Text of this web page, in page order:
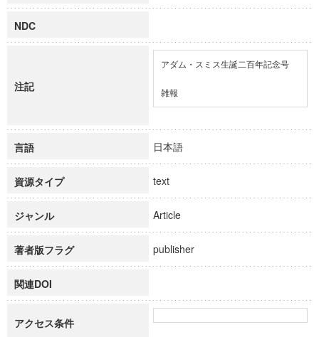
NDC
注記
アダム・スミス生誕二百年記念号
雑報
言語 日本語
資源タイプ text
ジャンル Article
著者版フラグ publisher
関連DOI
アクセス条件